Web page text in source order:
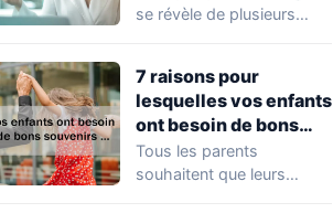
que vous ne le pensez
se révèle de plusieurs
quelques…
7 raisons pour
lesquelles vos enfants
ont besoin de bons
souvenirs pour
devenir des adultes
Tous les parents
souhaitent que leurs